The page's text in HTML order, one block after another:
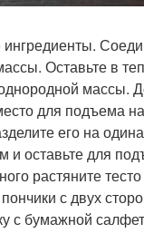
Оставьте в
массы.
для подъема
его на
и оставьте для
растяните
с двух
с бумажной